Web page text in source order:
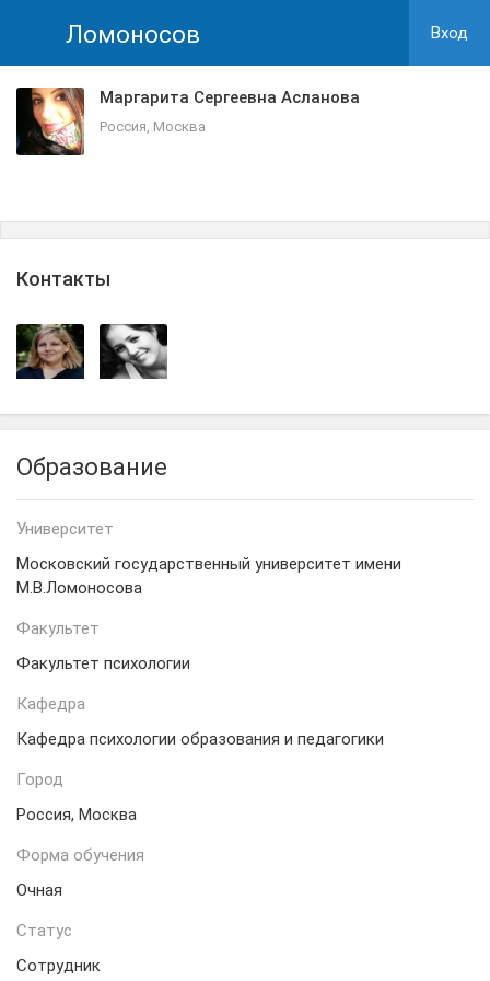
Ломоносов Вход
Маргарита Сергеевна Асланова
Россия, Москва
Контакты
Образование
Университет
Московский государственный университет имени
М.В.Ломоносова
Факультет
Факультет психологии
Кафедра
Кафедра психологии образования и педагогики
Город
Россия, Москва
Форма обучения
Очная
Статус
Сотрудник